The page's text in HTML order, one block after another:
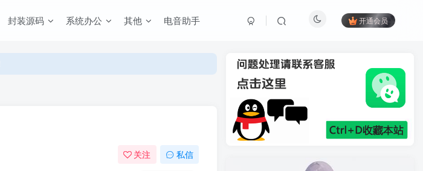
封装源码 系统办公 其他 电音助手 开通会员
关注 私信